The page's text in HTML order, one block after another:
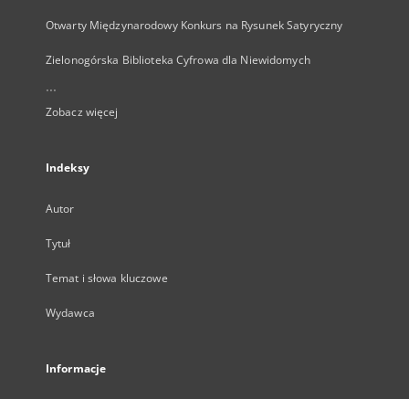
Otwarty Międzynarodowy Konkurs na Rysunek Satyryczny
Zielonogórska Biblioteka Cyfrowa dla Niewidomych
...
Zobacz więcej
Indeksy
Autor
Tytuł
Temat i słowa kluczowe
Wydawca
Informacje